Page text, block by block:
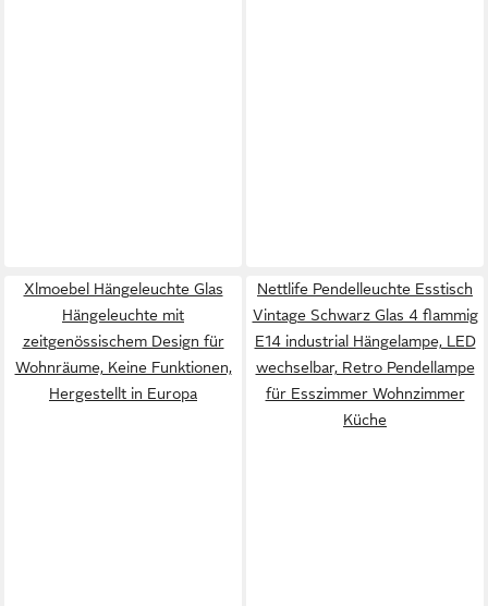
Xlmoebel Hängeleuchte Glas
Hängeleuchte mit
zeitgenössischem Design für
Wohnräume, Keine Funktionen,
Hergestellt in Europa
Nettlife Pendelleuchte Esstisch
Vintage Schwarz Glas 4 flammig
E14 industrial Hängelampe, LED
wechselbar, Retro Pendellampe
für Esszimmer Wohnzimmer
Küche